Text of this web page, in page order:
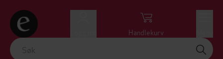
Handlekurv